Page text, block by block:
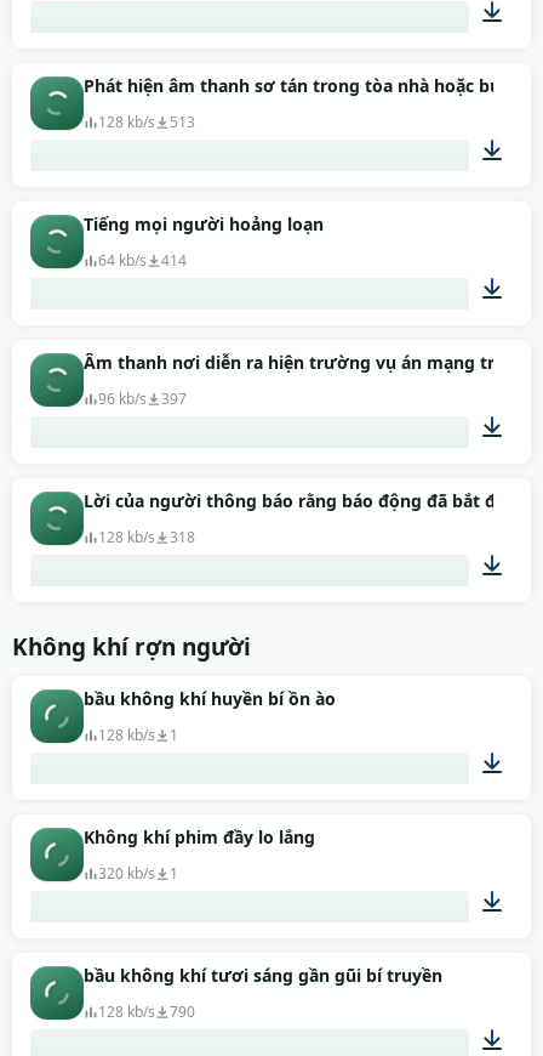
01:07
Phát hiện âm thanh sơ tán trong tòa nhà hoặc bức
128 kb/s 513
Tiếng mọi người hoảng loạn
64 kb/s 414
00:53
Âm thanh nơi diễn ra hiện trường vụ án mạng trong
96 kb/s 397
00:32
Lời của người thông báo rằng báo động đã bắt đầu
128 kb/s 318
Không khí rợn người
bầu không khí huyền bí ồn ào
128 kb/s 1
Không khí phim đầy lo lắng
320 kb/s 1
bầu không khí tươi sáng gần gũi bí truyền
128 kb/s 790